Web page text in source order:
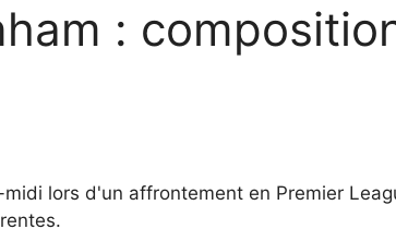
:
lors d'un affrontement en Premier